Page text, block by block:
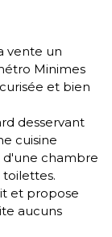
vente un
Minimes
et bien
desservant
cuisine
d'une chambre
toilettes.
et propose
aucuns